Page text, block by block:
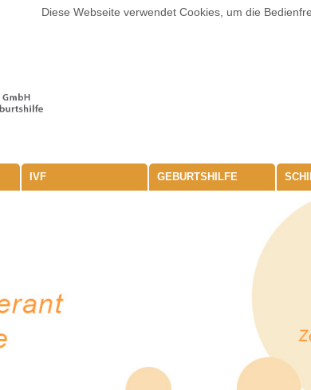
Diese Webseite verwendet Cookies, um die
IVF GEBURTSHILFE